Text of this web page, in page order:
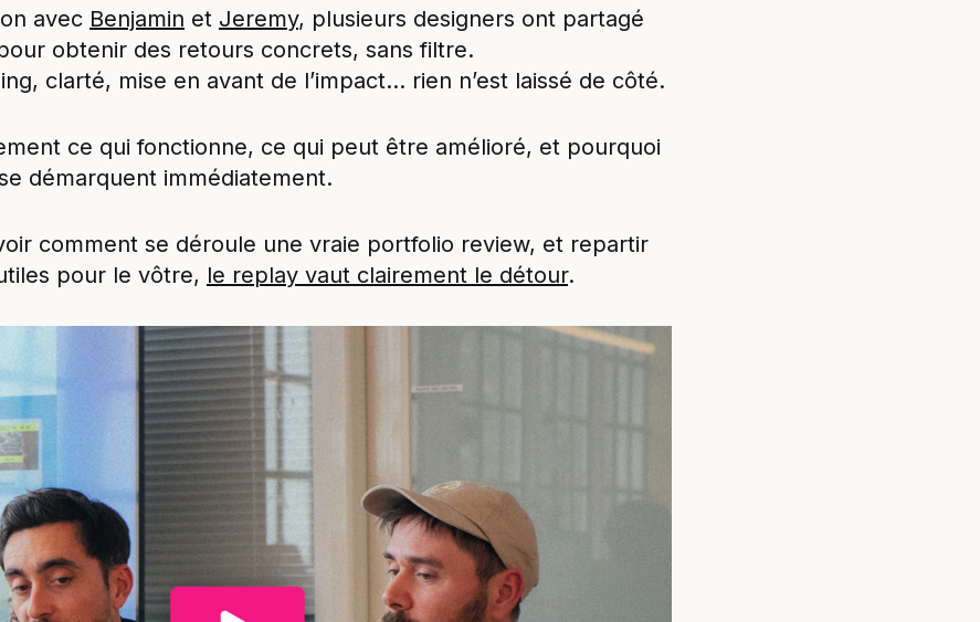
avec Benjamin et Jeremy, plusieurs designers ont partagé
obtenir des retours concrets, sans filtre.
clarté, mise en avant de l’impact… rien n’est laissé de côté.
ce qui fonctionne, ce qui peut être amélioré, et pourquoi
démarquent immédiatement.
comment se déroule une vraie portfolio review, et repartir
pour le vôtre, le replay vaut clairement le détour.